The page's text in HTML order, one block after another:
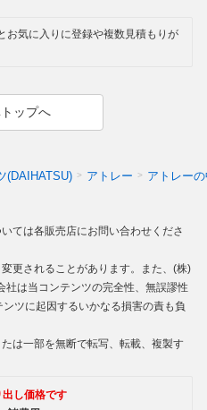
お気に入りに登録や複数見積もりが
ップへ
(DAIHATSU) アトレー アトレー
ては各販売店にお問い合わせくださ
更されることがあります。また、(株)
社は当コンテンツの完全性、無誤謬性
ツに起因するいかなる損害の責も負
は一部を無断で転写、転載、複製す
し価格です